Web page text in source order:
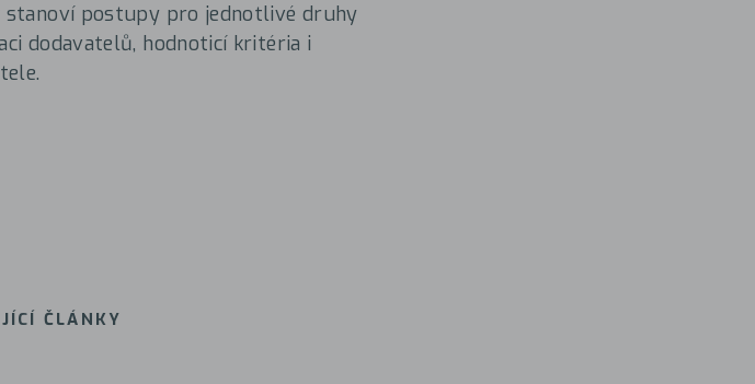
stanoví postupy pro jednotlivé druhy
dodavatelů, hodnoticí kritéria i
ČLÁNKY